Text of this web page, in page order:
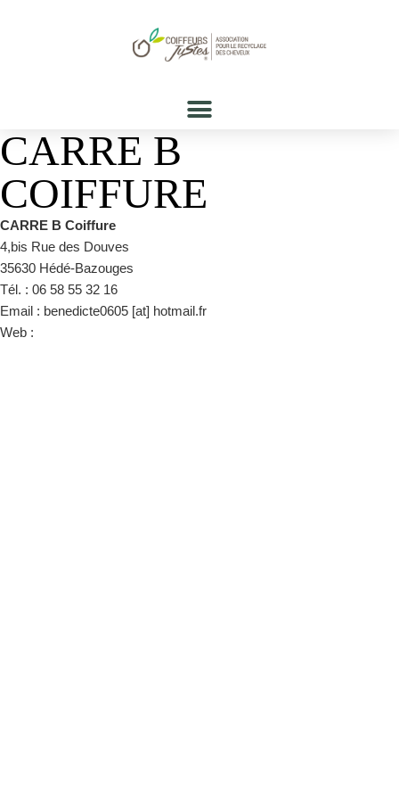
CARRE B
COIFFURE
CARRE B Coiffure
4,bis Rue des Douves
35630 Hédé-Bazouges
Tél. : 06 58 55 32 16
Email : benedicte0605 [at] hotmail.fr
Web :